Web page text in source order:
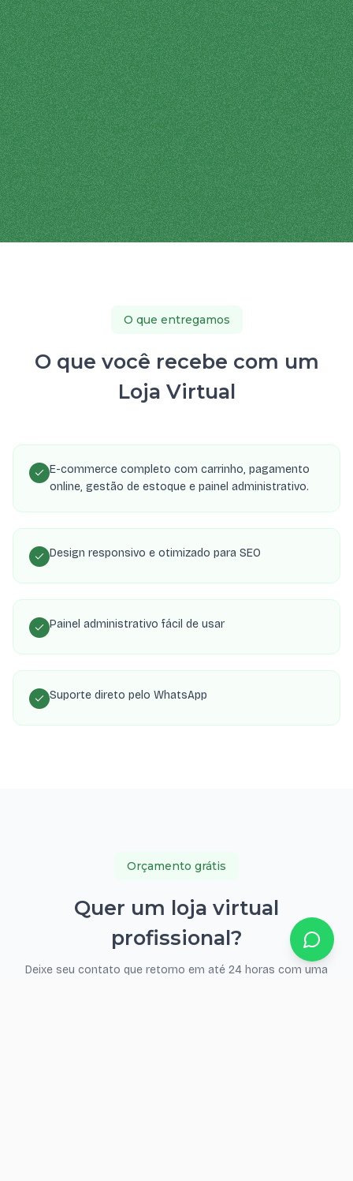
O que entregamos
O que você recebe com um
Loja Virtual
E-commerce completo com carrinho, pagamento
online, gestão de estoque e painel administrativo.
Design responsivo e otimizado para SEO
Painel administrativo fácil de usar
Suporte direto pelo WhatsApp
Orçamento grátis
Quer um loja virtual
profissional?
Deixe seu contato que retorno em até 24 horas com uma